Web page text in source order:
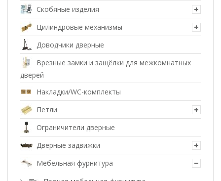
Скобяные изделия
Цилиндровые механизмы
Доводчики дверные
Врезные замки и защёлки для межкомнатных
дверей
Накладки/WC-комплекты
Петли
Ограничители дверные
Дверные задвижки
Мебельная фурнитура